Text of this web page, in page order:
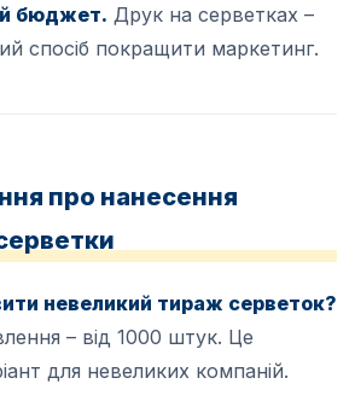
бюджет. Друк на серветках –
спосіб покращити маркетинг.
про нанесення
невеликий тираж серветок?
– від 1000 штук. Це
для невеликих компаній.